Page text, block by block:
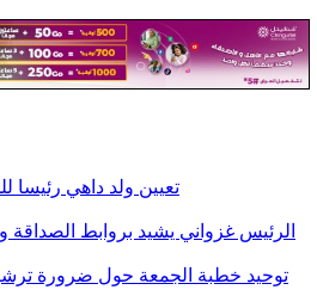
تعيين ولد داهي رئيسا
الرئيس غزواني يشيد بروابط الصداقة
توحيد خطبة الجمعة حول ضرورة